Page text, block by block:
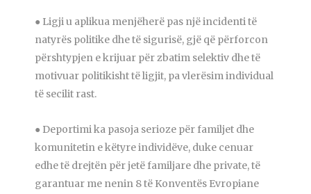
● Ligji u aplikua menjëherë pas një incidenti të
natyrës politike dhe të sigurisë, gjë që përforcon
përshtypjen e krijuar për zbatim selektiv dhe të
motivuar politikisht të ligjit, pa vlerësim individual
të secilit rast.
● Deportimi ka pasoja serioze për familjet dhe
komunitetin e këtyre individëve, duke cenuar
edhe të drejtën për jetë familjare dhe private, të
garantuar me nenin 8 të Konventës Evropiane